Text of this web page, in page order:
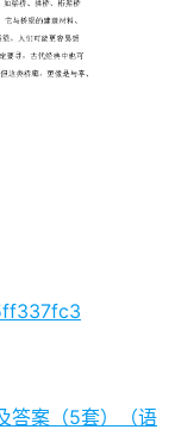
答案（5套）（语